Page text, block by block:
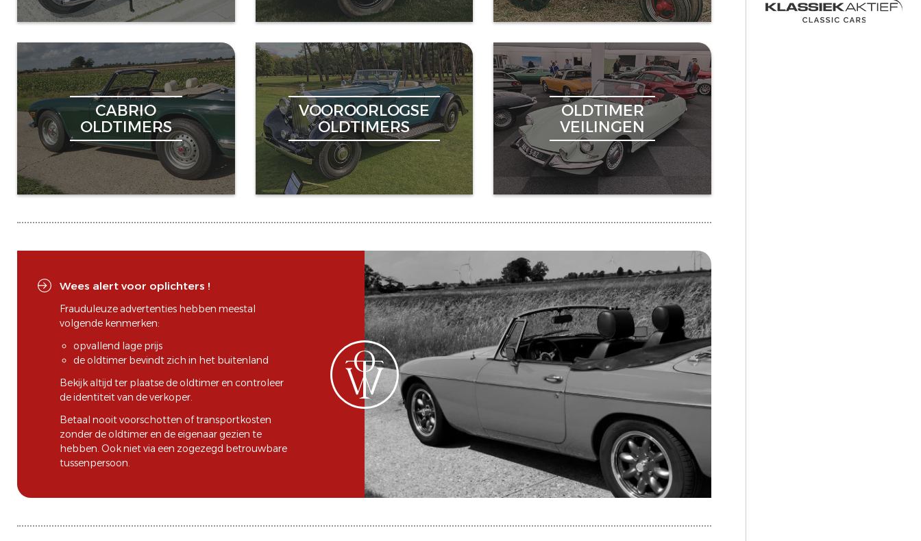
CABRIO
OLDTIMERS
VOOROORLOGSE
OLDTIMERS
OLDTIMER
VEILINGEN
Wees alert voor oplichters !
Frauduleuze advertenties hebben meestal
volgende kenmerken:
opvallend lage prijs
de oldtimer bevindt zich in het buitenland
Bekijk altijd ter plaatse de oldtimer en controleer
de identiteit van de verkoper.
Betaal nooit voorschotten of transportkosten
zonder de oldtimer en de eigenaar gezien te
hebben. Ook niet via een zogezegd betrouwbare
tussenpersoon.